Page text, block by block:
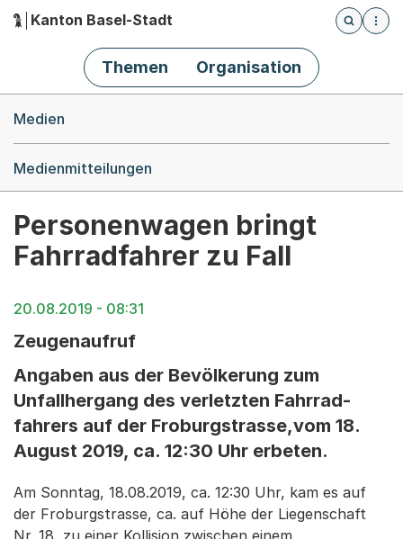
Hauptnavigation
Kanton Basel-Stadt
Öffnet
Themen Organisation
Medien
Medienmitteilungen
Personenwagen bringt
Fahrradfahrer zu Fall
20.08.2019 - 08:31
Zeugenaufruf
Angaben aus der Bevölkerung zum
Unfallhergang des verletzten Fahrrad-
fahrers auf der Froburgstrasse,vom 18.
August 2019, ca. 12:30 Uhr erbeten.
Am Sonntag, 18.08.2019, ca. 12:30 Uhr, kam es auf
der Froburgstrasse, ca. auf Höhe der Liegenschaft
Nr. 18, zu einer Kollision zwischen einem